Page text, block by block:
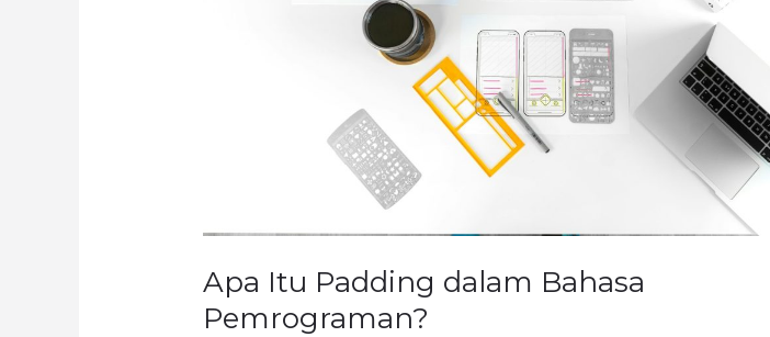
Apa Itu Padding dalam Bahasa
Pemrograman?